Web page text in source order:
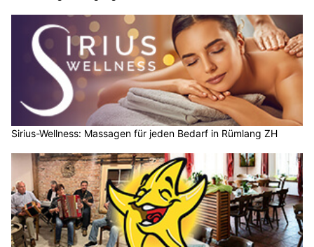
Sirius-Wellness: Massagen für jeden Bedarf in Rümlang ZH